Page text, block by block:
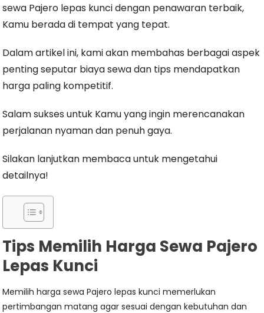
sewa Pajero lepas kunci dengan penawaran terbaik,
Kamu berada di tempat yang tepat.
Dalam artikel ini, kami akan membahas berbagai aspek
penting seputar biaya sewa dan tips mendapatkan
harga paling kompetitif.
Salam sukses untuk Kamu yang ingin merencanakan
perjalanan nyaman dan penuh gaya.
Silakan lanjutkan membaca untuk mengetahui
detailnya!
Tips Memilih Harga Sewa Pajero
Lepas Kunci
Memilih harga sewa Pajero lepas kunci memerlukan
pertimbangan matang agar sesuai dengan kebutuhan dan